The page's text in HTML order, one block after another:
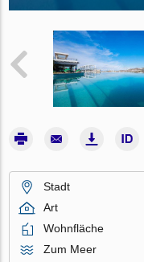
Stadt
Art
Wohnfläche
Zum Meer